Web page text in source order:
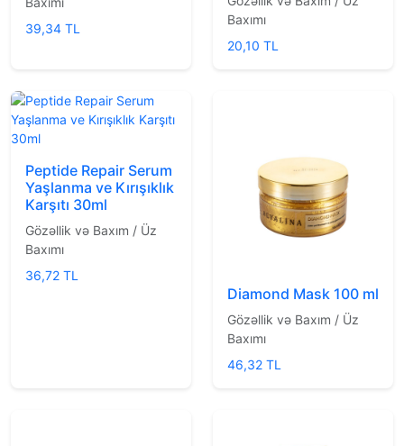
39,34 TL
Baxımı
20,10 TL
Peptide Repair Serum
Yaşlanma ve Kırışıklık
Karşıtı 30ml
Gözəllik və Baxım / Üz
Baxımı
36,72 TL
Diamond Mask 100 ml
Gözəllik və Baxım / Üz
Baxımı
46,32 TL